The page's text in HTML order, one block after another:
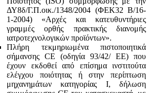
ΔΥ8δ/Γ.Π.οικ./1348/2004 (ΦΕΚ32 Β/16-
1-2004) «Αρχές και κατευθυντήριες
γραμμές ορθής πρακτικής διανομής
ιατροτεχνολογικών προϊόντων».
Πλήρη τεκμηριωμένα πιστοποιητικά
σήμανσης CE (οδηγία 93/42/ ΕΕ) που
έχουν εκδοθεί από επίσημα ινστιτούτα
ελέγχου ποιότητας ή στην περίπτωση
μηχανημάτων κατηγορίας Ι, δήλωση